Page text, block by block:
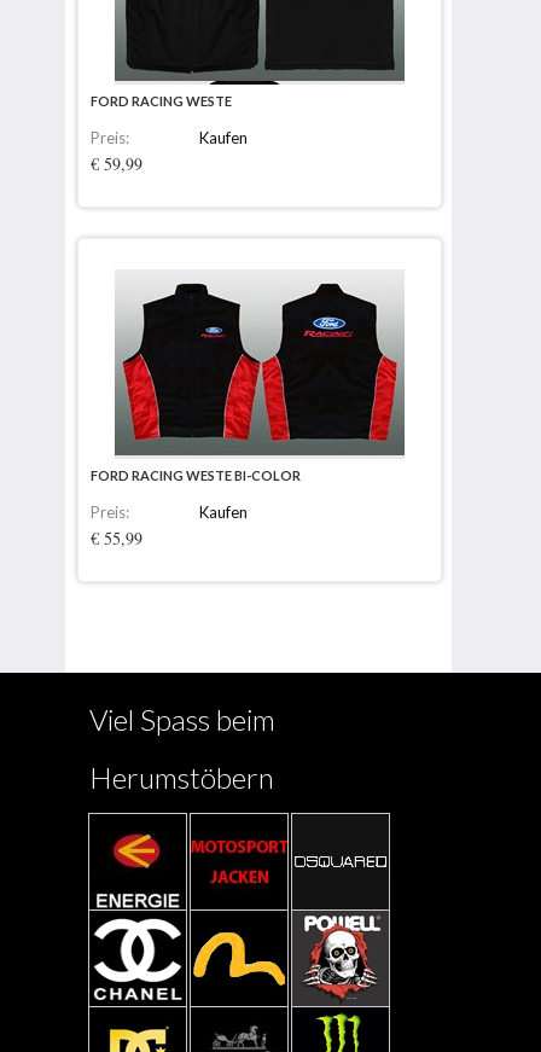
FORD RACING WESTE
Preis:
€ 59,99
Kaufen
FORD RACING WESTE BI-COLOR
Preis:
€ 55,99
Kaufen
Viel Spass beim
Herumstöbern